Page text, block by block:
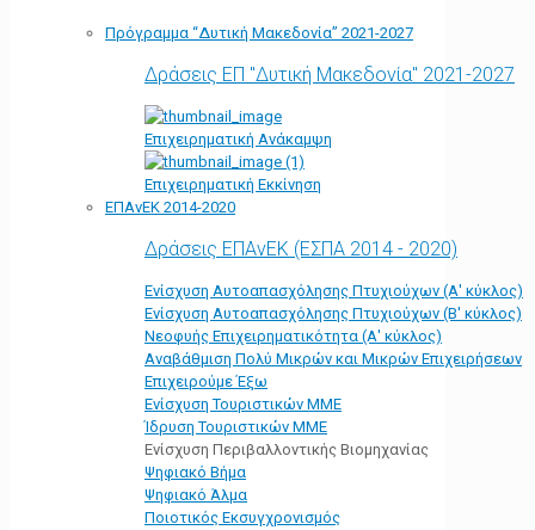
Πρόγραμμα “Δυτική Μακεδονία” 2021-2027
Δράσεις ΕΠ "Δυτική Μακεδονία" 2021-2027
Επιχειρηματική Ανάκαμψη
Επιχειρηματική Εκκίνηση
ΕΠΑνΕΚ 2014-2020
Δράσεις ΕΠΑνΕΚ (ΕΣΠΑ 2014 - 2020)
Ενίσχυση Αυτοαπασχόλησης Πτυχιούχων (Α' κύκλος)
Ενίσχυση Αυτοαπασχόλησης Πτυχιούχων (Β' κύκλος)
Νεοφυής Επιχειρηματικότητα (Α' κύκλος)
Αναβάθμιση Πολύ Μικρών και Μικρών Επιχειρήσεων
Επιχειρούμε Έξω
Ενίσχυση Τουριστικών ΜΜΕ
Ίδρυση Τουριστικών ΜΜΕ
Ενίσχυση Περιβαλλοντικής Βιομηχανίας
Ψηφιακό Βήμα
Ψηφιακό Άλμα
Ποιοτικός Εκσυγχρονισμός